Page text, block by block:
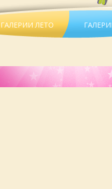
ГАЛЕРИИ ЛЕТО